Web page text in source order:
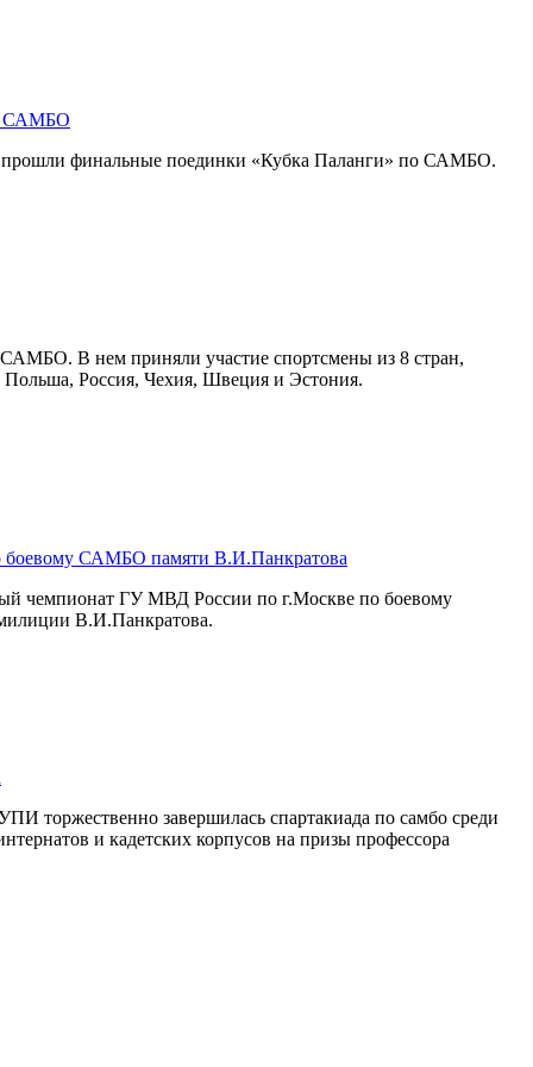
САМБО
финальные поединки «Кубка Паланги» по САМБО.
В нем приняли участие спортсмены из 8 стран,
Польша, Россия, Чехия, Швеция и Эстония.
боевому САМБО памяти В.И.Панкратова
чемпионат ГУ МВД России по г.Москве по боевому
В.И.Панкратова.
торжественно завершилась спартакиада по самбо среди
и кадетских корпусов на призы профессора